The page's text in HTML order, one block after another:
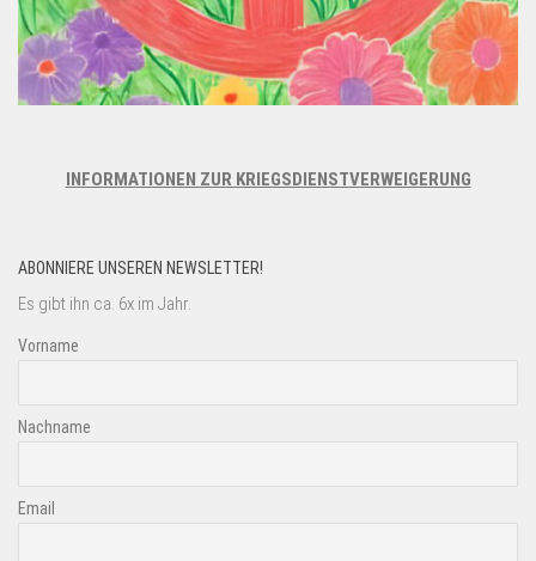
INFORMATIONEN ZUR KRIEGSDIENSTVERWEIGERUNG
ABONNIERE UNSEREN NEWSLETTER!
Es gibt ihn ca. 6x im Jahr.
Vorname
Nachname
Email